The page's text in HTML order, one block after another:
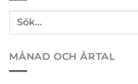
MÅNAD OCH ÅRTAL